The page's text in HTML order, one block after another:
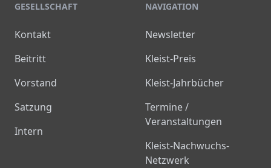
GESELLSCHAFT
Kontakt
Beitritt
Vorstand
Satzung
Intern
NAVIGATION
Newsletter
Kleist-Preis
Kleist-Jahrbücher
Termine /
Veranstaltungen
Kleist-Nachwuchs-
Netzwerk